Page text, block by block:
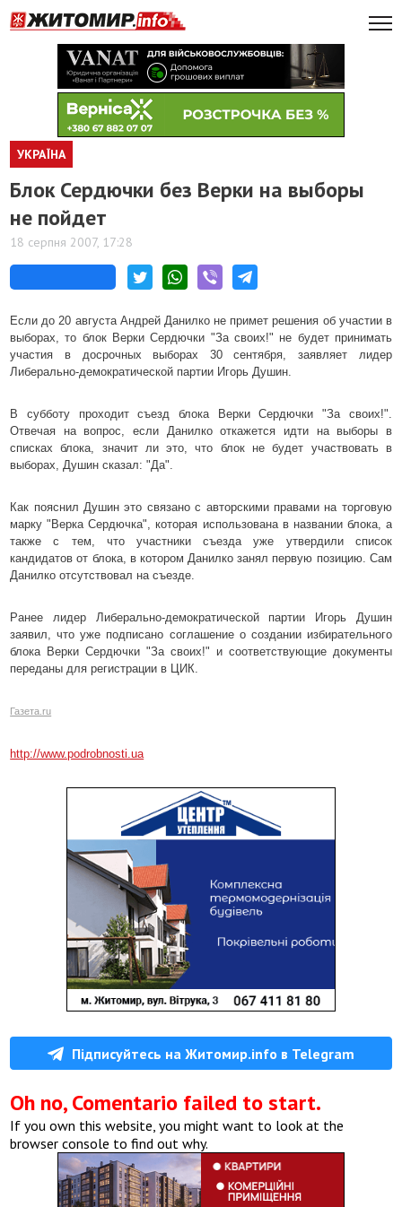
УКРАЇНА
Блок Сердючки без Верки на выборы
не пойдет
18 серпня 2007, 17:28
Если до 20 августа Андрей Данилко не примет решения об участии в
выборах, то блок Верки Сердючки "За своих!" не будет принимать
участия в досрочных выборах 30 сентября, заявляет лидер
Либерально-демократической партии Игорь Душин.
В субботу проходит съезд блока Верки Сердючки "За своих!".
Отвечая на вопрос, если Данилко откажется идти на выборы в
списках блока, значит ли это, что блок не будет участвовать в
выборах, Душин сказал: "Да".
Как пояснил Душин это связано с авторскими правами на торговую
марку "Верка Сердючка", которая использована в названии блока, а
также с тем, что участники съезда уже утвердили список
кандидатов от блока, в котором Данилко занял первую позицию. Сам
Данилко отсутствовал на съезде.
Ранее лидер Либерально-демократической партии Игорь Душин
заявил, что уже подписано соглашение о создании избирательного
блока Верки Сердючки "За своих!" и соответствующие документы
переданы для регистрации в ЦИК.
Газета.ru
http://www.podrobnosti.ua
Підписуйтесь на Житомир.info в Telegram
Oh no, Comentario failed to start.
If you own this website, you might want to look at the
browser console to find out why.